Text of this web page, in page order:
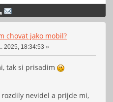
chovat jako mobil?
2025, 18:34:53 »
tak si prisadim
nevidel a prijde mi,